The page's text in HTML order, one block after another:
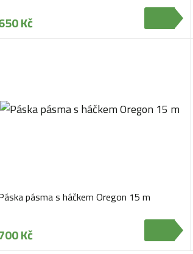
Kč
pásma s háčkem Oregon 15 m
Kč